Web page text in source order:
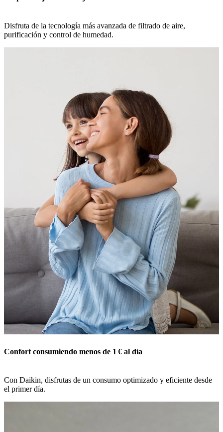
Disfruta de la tecnología más avanzada de filtrado de aire,
purificación y control de humedad.
Confort consumiendo menos de 1 € al día
Con Daikin, disfrutas de un consumo optimizado y eficiente desde
el primer día.